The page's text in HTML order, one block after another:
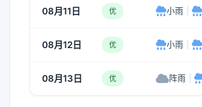
08月11日 优 小雨
08月12日 优 小雨
08月13日 优 阵雨